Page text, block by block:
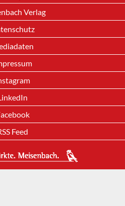
Verlag
Feed